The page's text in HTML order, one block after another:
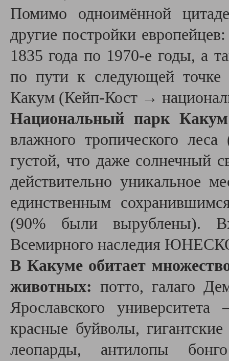
Помимо одноимённой
другие постройки
1835 года по 1970-е годы, а
по пути к следующей
Какум (Кейп-Кост →
Национальный парк Какум
влажного тропического
густой, что даже солнечный
действительно уникальное
единственным
(90% были вырублены).
Всемирного наследия
В Какуме обитает
животных: потто, галаго
Ярославского
красные буйволы,
леопарды, антилопы